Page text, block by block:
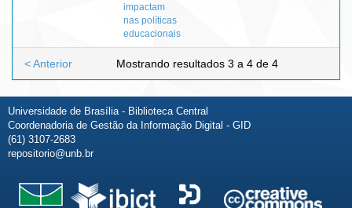
impactam
nas políticas
educacionais
Mostrando resultados 3 a 4 de 4
< Anterior
Universidade de Brasília - Biblioteca Central
Coordenadoria de Gestão da Informação Digital - GID
(61) 3107-2683
repositorio@unb.br